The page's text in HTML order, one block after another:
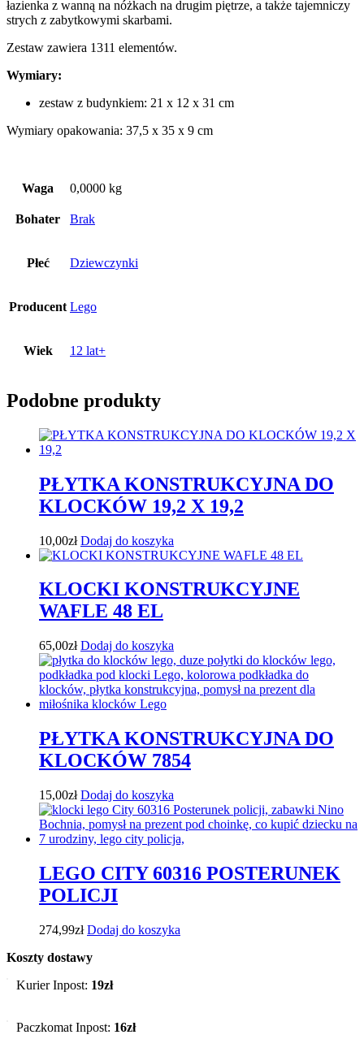
łazienka z wanną na nóżkach na drugim piętrze, a także tajemniczy
strych z zabytkowymi skarbami.
Zestaw zawiera 1311 elementów.
Wymiary:
zestaw z budynkiem: 21 x 12 x 31 cm
Wymiary opakowania: 37,5 x 35 x 9 cm
Waga 0,0000 kg
Bohater Brak
Płeć Dziewczynki
Producent Lego
Wiek 12 lat+
Podobne produkty
PŁYTKA KONSTRUKCYJNA DO
KLOCKÓW 19,2 X 19,2
10,00zł Dodaj do koszyka
KLOCKI KONSTRUKCYJNE
WAFLE 48 EL
65,00zł Dodaj do koszyka
PŁYTKA KONSTRUKCYJNA DO
KLOCKÓW 7854
15,00zł Dodaj do koszyka
LEGO CITY 60316 POSTERUNEK
POLICJI
274,99zł Dodaj do koszyka
Koszty dostawy
Kurier Inpost: 19zł
Paczkomat Inpost: 16zł